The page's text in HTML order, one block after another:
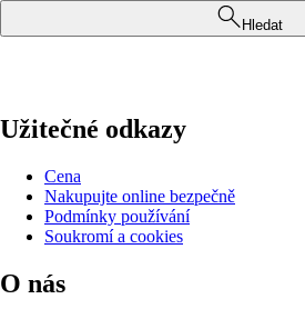
Hledat
Užitečné odkazy
Cena
Nakupujte online bezpečně
Podmínky používání
Soukromí a cookies
O nás